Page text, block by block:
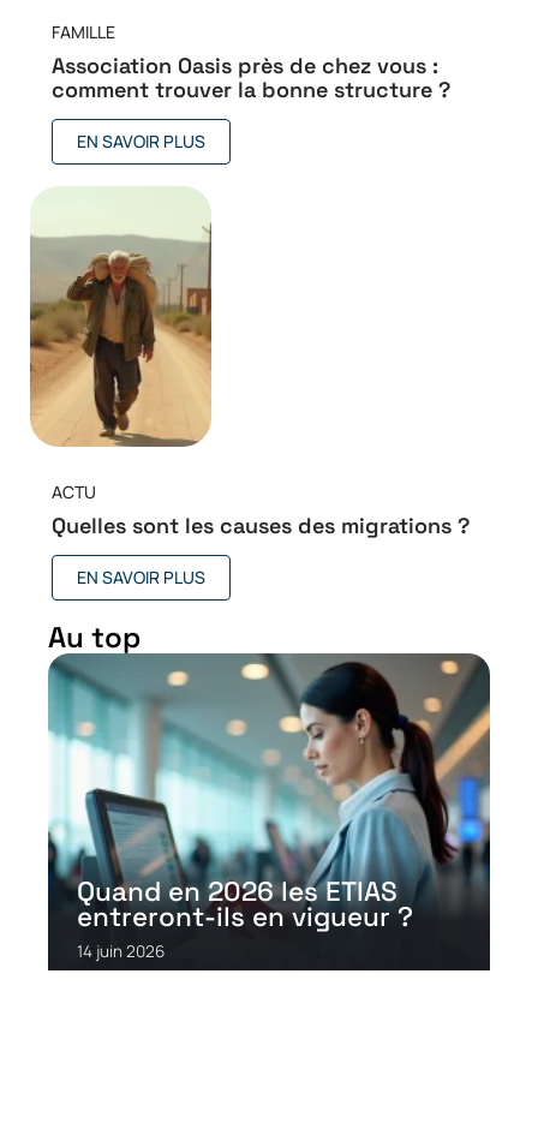
FAMILLE
Association Oasis près de chez vous :
comment trouver la bonne structure ?
EN SAVOIR PLUS
ACTU
Quelles sont les causes des migrations ?
EN SAVOIR PLUS
Au top
Quand en 2026 les ETIAS
entreront-ils en vigueur ?
14 juin 2026